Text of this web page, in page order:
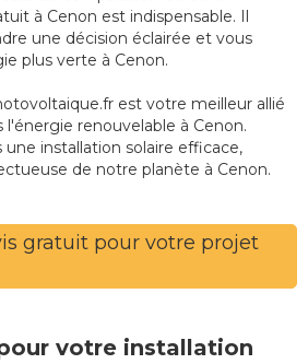
à Cenon est indispensable. Il
une décision éclairée et vous
plus verte à Cenon.
est votre meilleur allié
l'énergie renouvelable à Cenon.
une installation solaire efficace,
de notre planète à Cenon.
gratuit pour votre projet
votre installation